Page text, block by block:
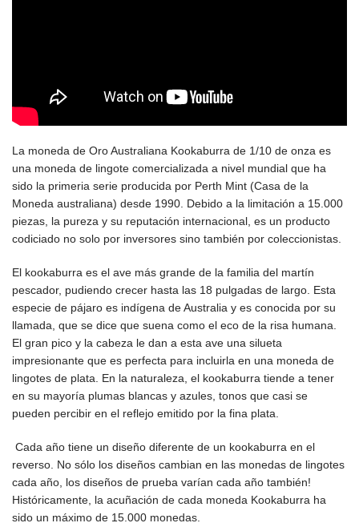
La moneda de Oro Australiana Kookaburra de 1/10 de onza es
una moneda de lingote comercializada a nivel mundial que ha
sido la primeria serie producida por Perth Mint (Casa de la
Moneda australiana) desde 1990. Debido a la limitación a 15.000
piezas, la pureza y su reputación internacional, es un producto
codiciado no solo por inversores sino también por coleccionistas.
El kookaburra es el ave más grande de la familia del martín
pescador, pudiendo crecer hasta las 18 pulgadas de largo. Esta
especie de pájaro es indígena de Australia y es conocida por su
llamada, que se dice que suena como el eco de la risa humana.
El gran pico y la cabeza le dan a esta ave una silueta
impresionante que es perfecta para incluirla en una moneda de
lingotes de plata. En la naturaleza, el kookaburra tiende a tener
en su mayoría plumas blancas y azules, tonos que casi se
pueden percibir en el reflejo emitido por la fina plata.
Cada año tiene un diseño diferente de un kookaburra en el
reverso. No sólo los diseños cambian en las monedas de lingotes
cada año, los diseños de prueba varían cada año también!
Históricamente, la acuñación de cada moneda Kookaburra ha
sido un máximo de 15.000 monedas.